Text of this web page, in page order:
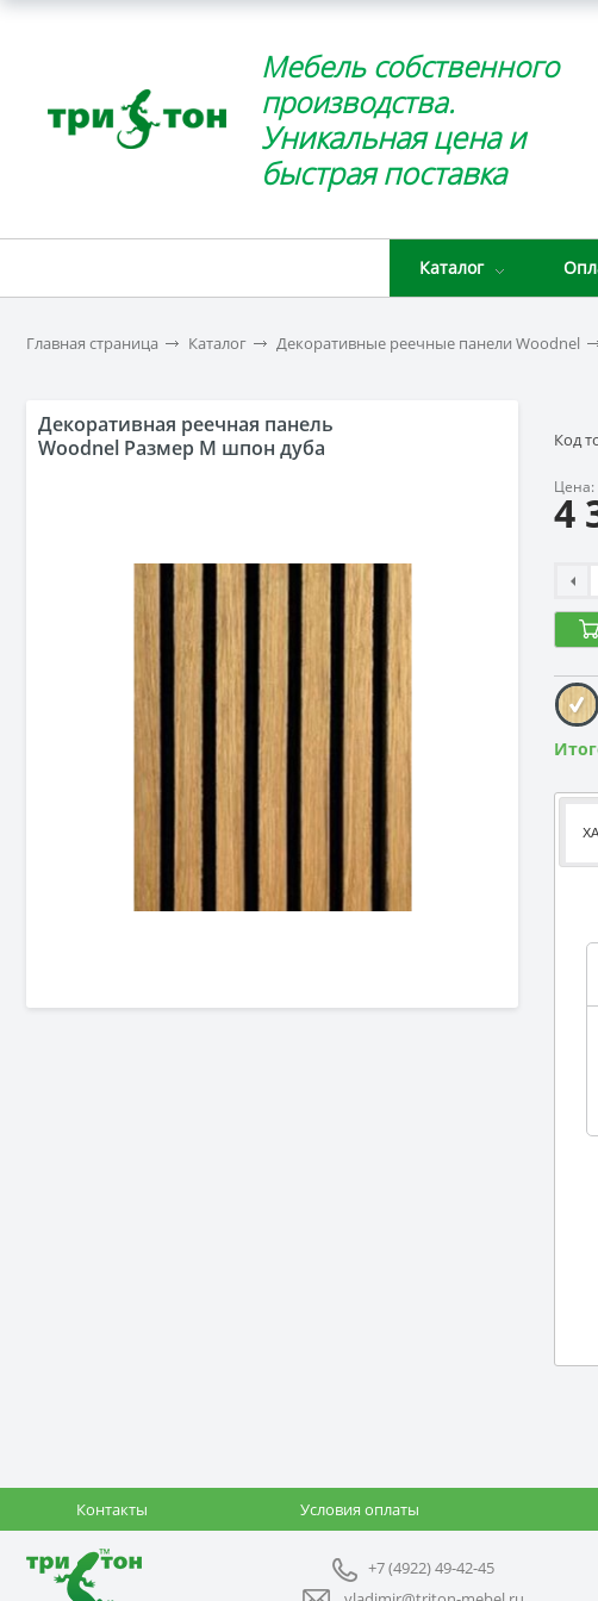
Мебель собственного
производства.
Уникальная цена и
быстрая поставка
Каталог
Главная страница Каталог Декоративные реечные панели Woodnel
Декоративная реечная панель
Woodnel Размер M шпон дуба
Код
Цена:
4
Контакты Условия оплаты
+7 (4922) 49-42-45